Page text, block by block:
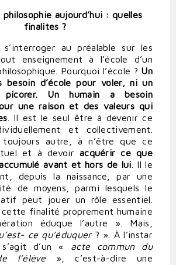
philosophie aujourd’hui : quelles
finalites ?
au préalable sur les
enseignement à l’école d’un
Pourquoi l’école ? Un
besoin d’école pour voler, ni un
Un humain a besoin
une raison et des valeurs qui
. Il est le seul être à devenir ce
et collectivement.
autre, à n’être que ce
et à devoir acquérir ce que
avant et hors de lui . Il le
depuis la naissance, par une
de moyens, parmi lesquels le
peut jouer un rôle essentiel.
finalité proprement humaine
éduque l’autre ». Mais,
ce qu’éduquer? ». À l’instar
d’un « acte commun du
l’élève », c’est-à-dire une